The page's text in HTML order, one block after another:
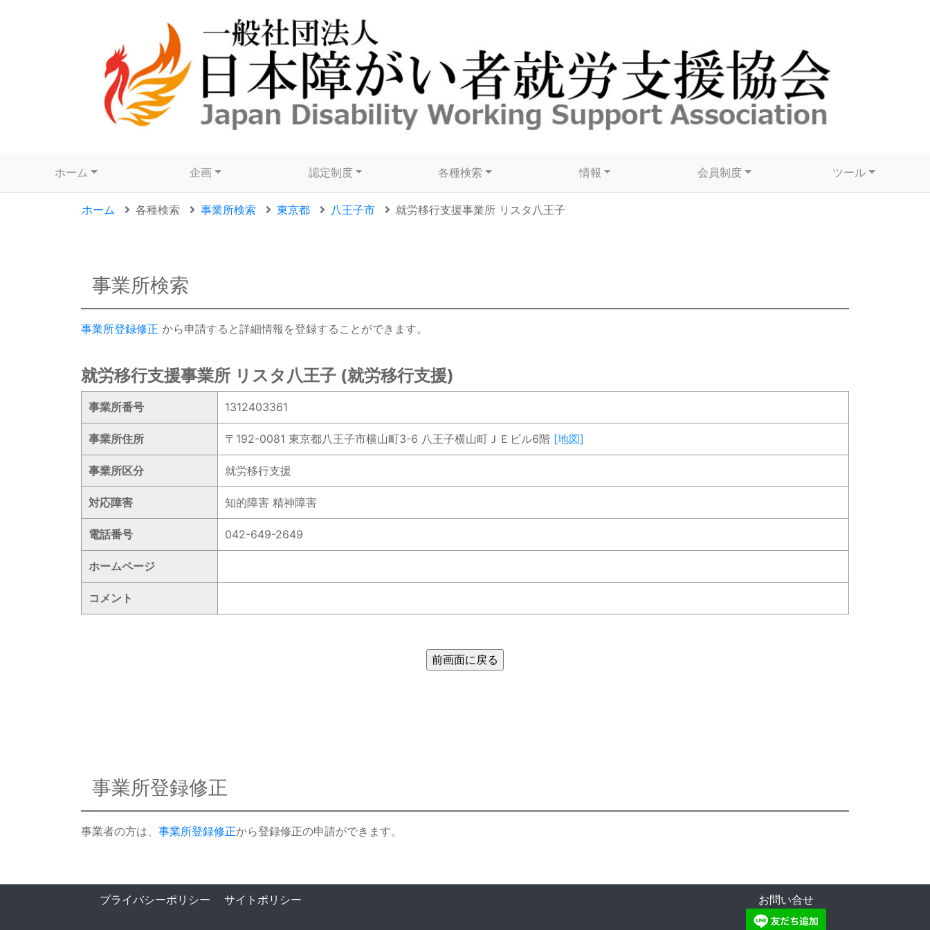
ホーム 企画 認定制度 各種検索 情報 会員制度 ツール
ホーム 各種検索 事業所検索 東京都 八王子市 就労移行支援事業所 リスタ八王子
事業所検索
事業所登録修正 から申請すると詳細情報を登録することができます。
就労移行支援事業所 リスタ八王子 (就労移行支援)
事業所番号 1312403361
事業所住所 〒192-0081 東京都八王子市横山町3-6 八王子横山町ＪＥビル6階 [地図]
事業所区分 就労移行支援
対応障害 知的障害 精神障害
電話番号 042-649-2649
ホームページ
コメント
事業所登録修正
事業者の方は、 事業所登録修正から登録修正の申請ができます。
プライバシーポリシー サイトポリシー お問い合せ